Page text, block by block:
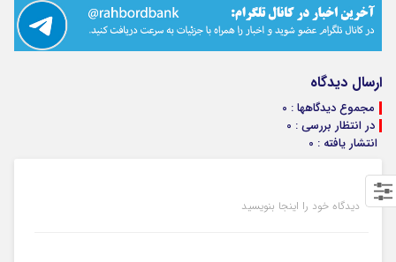
ارسال دیدگاه
مجموع دیدگاهها : 0
در انتظار بررسی : 0
انتشار یافته : 0
دیدگاه خود را اینجا بنویسید